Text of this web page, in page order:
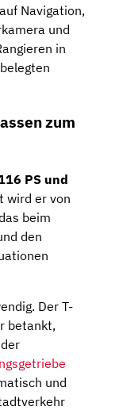
Navigation,
und
in
zum
PS und
wird er von
beim
den
Der T-
betankt,
und